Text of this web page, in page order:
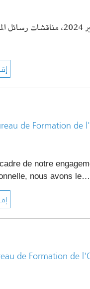
إحتضنت دار المهندس بتونس، اليوم الخميس 12 سبتمبر
de Formation de
de notre
nous avons le…
de Formation de